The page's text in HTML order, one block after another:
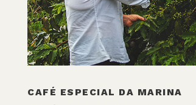
CAFÉ ESPECIAL DA MARINA